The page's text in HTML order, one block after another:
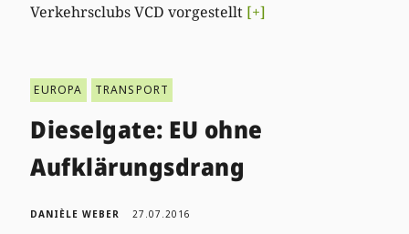
Verkehrsclubs VCD vorgestellt [+]
EUROPA TRANSPORT
Dieselgate: EU ohne
Aufklärungsdrang
DANIÈLE WEBER 27.07.2016